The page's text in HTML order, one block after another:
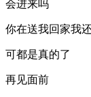
会进来吗
你在送我回家我
可都是真的了
再见面前